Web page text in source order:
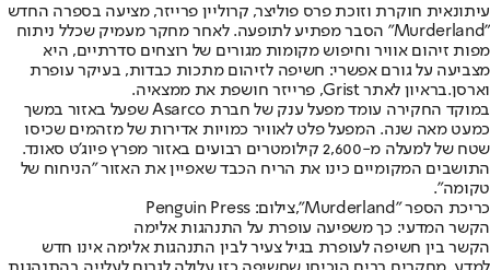
עיתונאית חוקרת וזוכת פרס פוליצר, קרוליין פרייזר, מציעה בספרה החדש
"Murderland" הסבר מפתיע לתופעה. לאחר מחקר מעמיק שכלל ניתוח
מפות זיהום אוויר וחיפוש מקומות מגורים של רוצחים סדרתיים, היא
מצביעה על גורם אפשרי: חשיפה לזיהום מתכות כבדות, בעיקר עופרת
וארסן.בראיון לאתר Grist
, פרייזר חושפת את ממצאיה.
במוקד החקירה עומד מפעל ענק של חברת Asarco שפעל באזור במשך
כמעט מאה שנה. המפעל פלט לאוויר כמויות אדירות של מזהמים שכיסו
שטח של למעלה מ-2,600 קילומטרים רבועים באזור מפרץ פיוג'ט סאונד.
התושבים המקומיים כינו את הריח הכבד שאפיין את האזור "הניחוח של
טקומה".
כריכת הספר "Murderland",צילום: Penguin Press
הקשר המדעי: כך משפיעה עופרת על התנהגות אלימה
הקשר בין חשיפה לעופרת בגיל צעיר לבין התנהגות אלימה אינו חדש